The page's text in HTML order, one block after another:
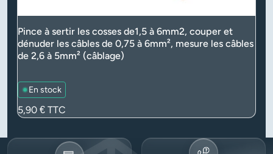
Pince à sertir les cosses de1,5 à 6mm2, couper et
dénuder les câbles de 0,75 à 6mm², mesure les câbles
de 2,6 à 5mm² (câblage)
En stock
Prix
5,90 € TTC